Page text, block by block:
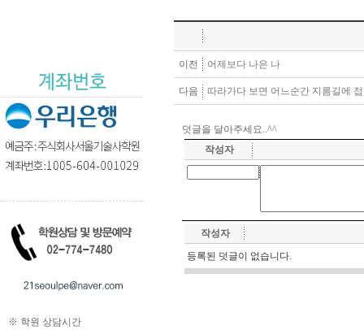
※ 학원 상담시간
이전 어제보다 나은 나
다음 따라가다 보면 어느순간 지름길에
덧글을 달아주세요..^^
작성자
작성자
등록된 덧글이 없습니다.